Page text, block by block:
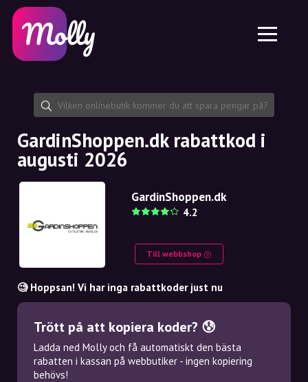
Hudvård
Hårvård
Dela rabattkod
Funktioner
Jobb
Om oss
Samarbete
Plattform
Molly till iPhone och iPad
Molly till Android
SE
EN
SE
NO
NL
GardinShoppen.dk rabattkod i
augusti 2026
GardinShoppen.dk
4.2
Till webbshop
🧐 Hoppsan! Vi har inga rabattkoder just nu
Trött på att kopiera koder? 😰
Ladda ned Molly och få automatiskt den bästa
rabatten i kassan på webbutiker - ingen kopiering
behövs!